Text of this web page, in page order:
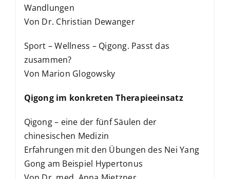
Wandlungen
Von Dr. Christian Dewanger
Sport – Wellness – Qigong. Passt das
zusammen?
Von Marion Glogowsky
Qigong im konkreten Therapieeinsatz
Qigong – eine der fünf Säulen der
chinesischen Medizin
Erfahrungen mit den Übungen des Nei Yang
Gong am Beispiel Hypertonus